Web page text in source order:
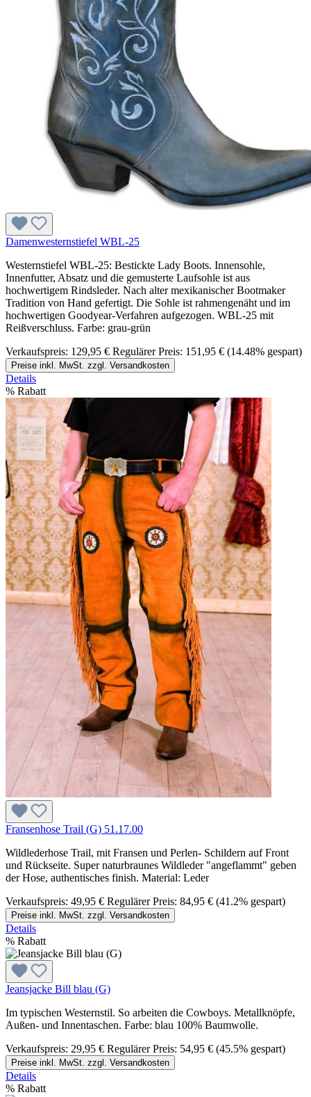
Damenwesternstiefel WBL-25
Westernstiefel WBL-25: Bestickte Lady Boots. Innensohle,
Innenfutter, Absatz und die gemusterte Laufsohle ist aus
hochwertigem Rindsleder. Nach alter mexikanischer Bootmaker
Tradition von Hand gefertigt. Die Sohle ist rahmengenäht und im
hochwertigen Goodyear-Verfahren aufgezogen. WBL-25 mit
Reißverschluss. Farbe: grau-grün
Verkaufspreis: 129,95 € Regulärer Preis: 151,95 € (14.48% gespart)
Preise inkl. MwSt. zzgl. Versandkosten
Details
% Rabatt
Fransenhose Trail (G) 51.17.00
Wildlederhose Trail, mit Fransen und Perlen- Schildern auf Front
und Rückseite. Super naturbraunes Wildleder "angeflammt" geben
der Hose, authentisches finish. Material: Leder
Verkaufspreis: 49,95 € Regulärer Preis: 84,95 € (41.2% gespart)
Preise inkl. MwSt. zzgl. Versandkosten
Details
% Rabatt
Jeansjacke Bill blau (G)
Im typischen Westernstil. So arbeiten die Cowboys. Metallknöpfe,
Außen- und Innentaschen. Farbe: blau 100% Baumwolle.
Verkaufspreis: 29,95 € Regulärer Preis: 54,95 € (45.5% gespart)
Preise inkl. MwSt. zzgl. Versandkosten
Details
% Rabatt